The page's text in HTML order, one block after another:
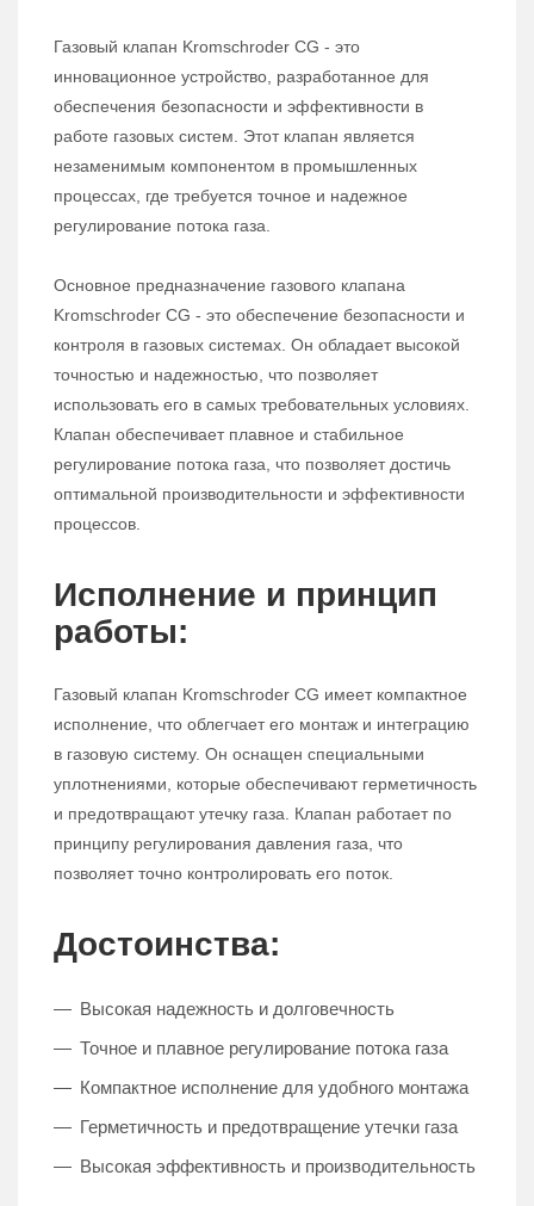
Газовый клапан Kromschroder CG - это
инновационное устройство, разработанное для
обеспечения безопасности и эффективности в
работе газовых систем. Этот клапан является
незаменимым компонентом в промышленных
процессах, где требуется точное и надежное
регулирование потока газа.
Основное предназначение газового клапана
Kromschroder CG - это обеспечение безопасности и
контроля в газовых системах. Он обладает высокой
точностью и надежностью, что позволяет
использовать его в самых требовательных условиях.
Клапан обеспечивает плавное и стабильное
регулирование потока газа, что позволяет достичь
оптимальной производительности и эффективности
процессов.
Исполнение и принцип
работы:
Газовый клапан Kromschroder CG имеет компактное
исполнение, что облегчает его монтаж и интеграцию
в газовую систему. Он оснащен специальными
уплотнениями, которые обеспечивают герметичность
и предотвращают утечку газа. Клапан работает по
принципу регулирования давления газа, что
позволяет точно контролировать его поток.
Достоинства:
Высокая надежность и долговечность
Точное и плавное регулирование потока газа
Компактное исполнение для удобного монтажа
Герметичность и предотвращение утечки газа
Высокая эффективность и производительность